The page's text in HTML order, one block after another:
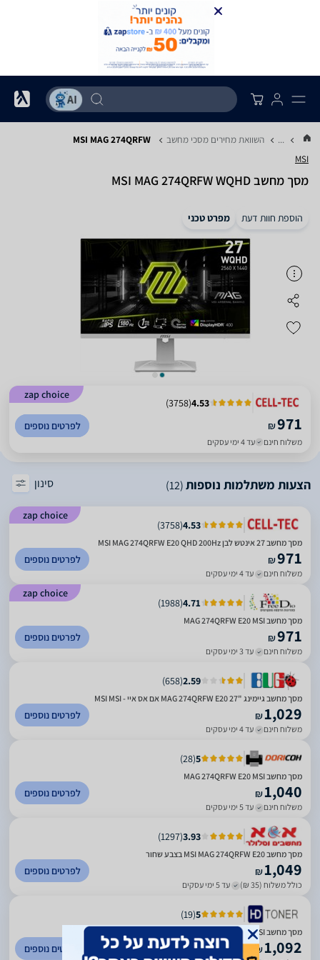
... השוואת מחירים מסכי מחשב MSI MAG 274QRFW
MSI
מסך מחשב MSI MAG 274QRFW WQHD
הוספת חוות דעת מפרט טכני
zap choice
4.53
(
3758
)
₪971
משלוח חינם עד 4 ימי עסקים
לפרטים נוספים
הצעות משתלמות נוספות(12) סינון
zap choice
4.53
(
3758
)
מסך מחשב ‏27 ‏אינטש לבן MSI MAG 274QRFW E20 QHD 200Hz
₪971
משלוח חינם עד 4 ימי עסקים
לפרטים נוספים
zap choice
4.71
(
1988
)
מסך מחשב MAG 274QRFW E20 MSI
₪971
משלוח חינם עד 3 ימי עסקים
לפרטים נוספים
2.59
(
658
)
מסך מחשב גיימינג "27 MAG 274QRFW E20 אם אס איי - MSI MSI
₪1,029
משלוח חינם עד 4 ימי עסקים
לפרטים נוספים
5
(
28
)
מסך מחשב MAG 274QRFW E20 MSI
₪1,040
משלוח חינם עד 5 ימי עסקים
לפרטים נוספים
3.93
(
1297
)
מסך מחשב MSI MAG 274QRFW E20 בצבע שחור
₪1,049
כולל משלוח (35 ₪) עד 5 ימי עסקים
לפרטים נוספים
5
(
19
)
מסך מחשב MAG 274QRFW E20 MSI
₪1,092 לפרטים נוספים